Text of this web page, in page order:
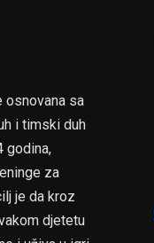
osnovana sa
i timski duh
godina,
za
je da kroz
djetetu